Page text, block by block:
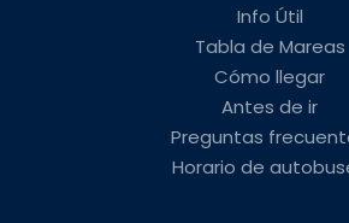
Info Útil
Tabla de Mareas
Cómo llegar
Antes de ir
Preguntas
Horario de